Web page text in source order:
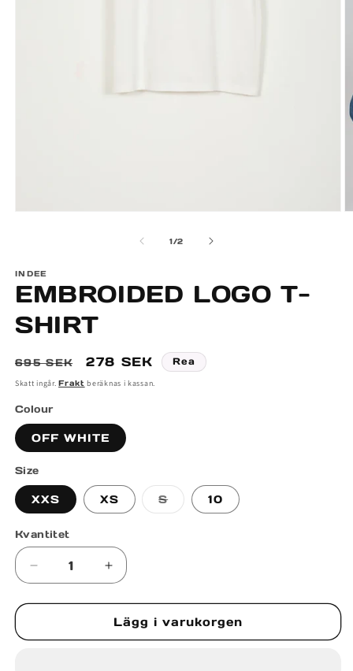
modalfönster
1/av
2
INDEE
EMBROIDED LOGO T-
SHIRT
Ordinarie
pris
695 SEK Försäljningspris
278 SEK Rea
Skatt ingår.Frakt beräknas i kassan.
Colour
OFF WHITE
Size
XXS XS SVarianten
är
10
Kvantitet
Minska
för
EMBROIDED
LOGO
Öka
för
EMBROIDED
LOGO
Lägg i varukorgen